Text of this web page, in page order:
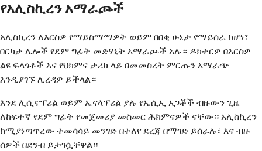
የአሊስኪረን አማራጮች
አሊስኪረን ለእርስዎ የማይስማማዎት ወይም በበቂ ሁኔታ የማይሰራ ከሆነ፣
በርካታ ሌሎች የደም ግፊት መድሃኒት አማራጮች አሉ። ዶክተርዎ በእርስዎ
ልዩ ፍላጎቶች እና የህክምና ታሪክ ላይ በመመስረት ምርጡን አማራጭ
እንዲያገኙ ሊረዳዎ ይችላል።
እንደ ሊሲኖፕሪል ወይም ኤናላፕሪል ያሉ የኤሲኢ አጋቾች ብዙውን ጊዜ
ለከፍተኛ የደም ግፊት የመጀመሪያ መስመር ሕክምናዎች ናቸው። አሊስኪረን
ከሚያነጣጥረው ተመሳሳይ መንገድ በተለየ ደረጃ በማገድ ይሰራሉ፣ እና ብዙ
ሰዎች በደንብ ይታገሷቸዋል።